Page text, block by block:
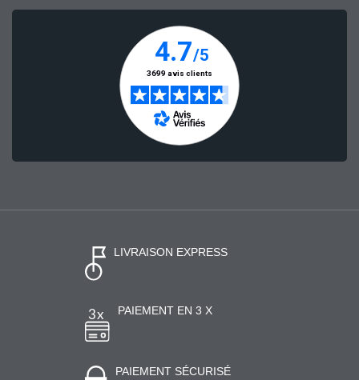
LIVRAISON EXPRESS
PAIEMENT EN 3 X
PAIEMENT SÉCURISÉ